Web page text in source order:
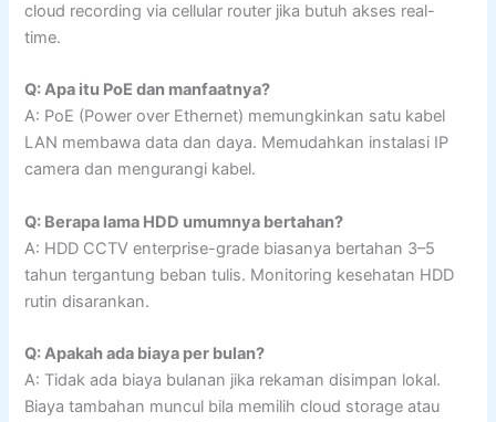
cloud recording via cellular router jika butuh akses real-
time.
Q: Apa itu PoE dan manfaatnya?
A: PoE (Power over Ethernet) memungkinkan satu kabel
LAN membawa data dan daya. Memudahkan instalasi IP
camera dan mengurangi kabel.
Q: Berapa lama HDD umumnya bertahan?
A: HDD CCTV enterprise-grade biasanya bertahan 3–5
tahun tergantung beban tulis. Monitoring kesehatan HDD
rutin disarankan.
Q: Apakah ada biaya per bulan?
A: Tidak ada biaya bulanan jika rekaman disimpan lokal.
Biaya tambahan muncul bila memilih cloud storage atau